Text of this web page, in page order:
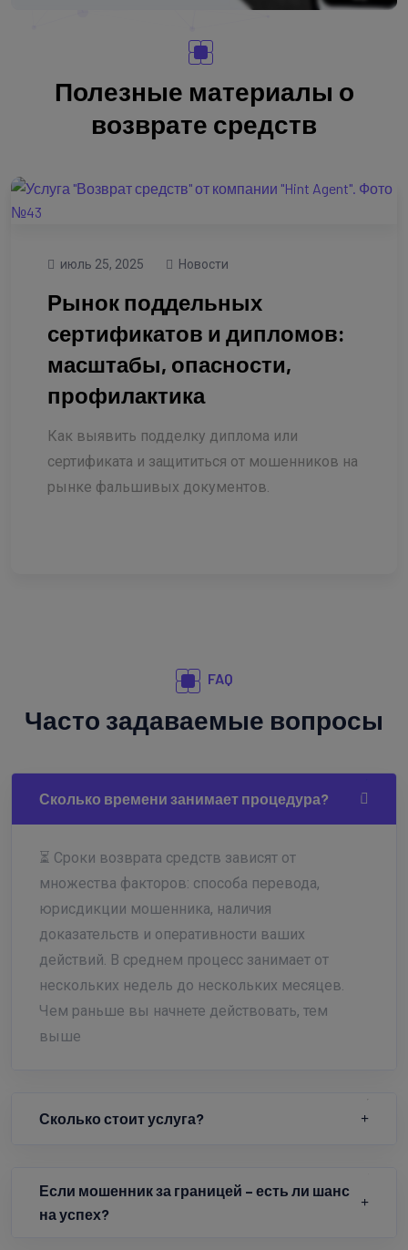
Полезные материалы о
возврате средств
июль 25, 2025 Новости
Рынок поддельных
сертификатов и дипломов:
масштабы, опасности,
профилактика
Как выявить подделку диплома или
сертификата и защититься от мошенников на
рынке фальшивых документов.
FAQ
Часто задаваемые вопросы
Сколько времени занимает процедура?
⏳ Сроки возврата средств зависят от
множества факторов: способа перевода,
юрисдикции мошенника, наличия
доказательств и оперативности ваших
действий. В среднем процесс занимает от
нескольких недель до нескольких месяцев.
Чем раньше вы начнете действовать, тем
выше
Сколько стоит услуга?
Если мошенник за границей – есть ли шанс
на успех?